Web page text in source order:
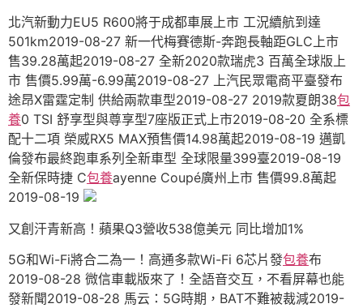
北汽新動力EU5 R600將于成都車展上市 工況續航到達
501km2019-08-27 ​新一代梅賽德斯-奔跑長軸距GLC上市
售39.28萬起2019-08-27 全新2020款瑞虎3 百萬全球版上
市 售價5.99萬-6.99萬2019-08-27 上汽民眾電商平臺發布
途昂X雷霆定制 供給兩款車型2019-08-27 2019款夏朗38包
養0 TSI 舒享型與尊享型7座版正式上市2019-08-20 全系標
配十二項 榮威RX5 MAX預售價14.98萬起2019-08-19 邁凱
倫發布最終跑車系列全新車型 全球限量399臺2019-08-19
全新保時捷 C包養ayenne Coupé廣州上市 售價99.8萬起
2019-08-19
又創汗青新高！蘋果Q3營收538億美元 同比增加1%
5G和Wi-Fi將合二為一！高通多款Wi-Fi 6芯片發包養布
2019-08-28 微信車載版來了！全語音交互，不看屏幕也能
發新聞2019-08-28 馬云：5G時期，BAT不難被裁減2019-